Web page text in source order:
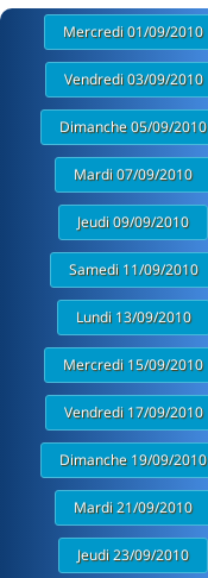
Mercredi 01/09/2010
Vendredi 03/09/2010
Dimanche 05/09/2010
Mardi 07/09/2010
Jeudi 09/09/2010
Samedi 11/09/2010
Lundi 13/09/2010
Mercredi 15/09/2010
Vendredi 17/09/2010
Dimanche 19/09/2010
Mardi 21/09/2010
Jeudi 23/09/2010